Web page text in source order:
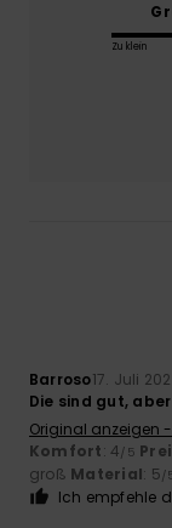
Zu klein
Barroso17. Juli
Die sind gut,
Original anzeigen
Komfort: 4/5
groß Material: 5/
Ich empfehle